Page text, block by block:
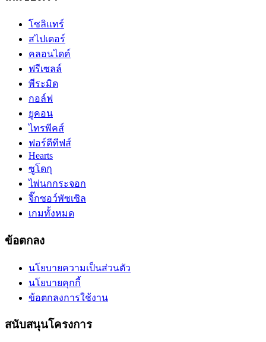
โซลิแทร์
สไปเดอร์
คลอนไดค์
ฟรีเซลล์
พีระมิด
กอล์ฟ
ยูคอน
ไทรพีคส์
ฟอร์ตีทีฟส์
Hearts
ซูโดกุ
ไพ่นกกระจอก
จิ๊กซอว์พัซเซิล
เกมทั้งหมด
ข้อตกลง
นโยบายความเป็นส่วนตัว
นโยบายคุกกี้
ข้อตกลงการใช้งาน
สนับสนุนโครงการ